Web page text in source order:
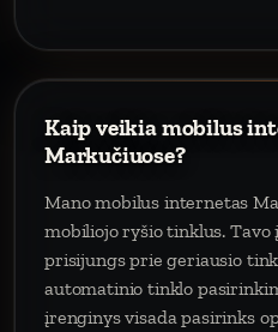
Kaip veikia mobilus
Markučiuose?
Mano mobilus internetas
mobiliojo ryšio tinklus.
prisijungs prie geriausio
automatinio tinklo
įrenginys visada pasirinks